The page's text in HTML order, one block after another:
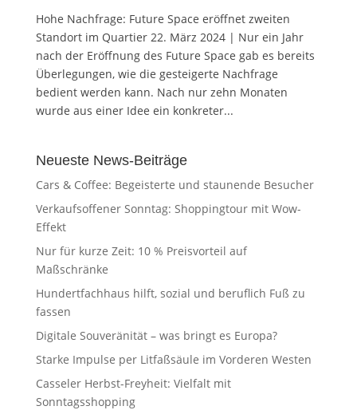
Hohe Nachfrage: Future Space eröffnet zweiten
Standort im Quartier 22. März 2024 | Nur ein Jahr
nach der Eröffnung des Future Space gab es bereits
Überlegungen, wie die gesteigerte Nachfrage
bedient werden kann. Nach nur zehn Monaten
wurde aus einer Idee ein konkreter...
Neueste News-Beiträge
Cars & Coffee: Begeisterte und staunende Besucher
Verkaufsoffener Sonntag: Shoppingtour mit Wow-
Effekt
Nur für kurze Zeit: 10 % Preisvorteil auf
Maßschränke
Hundertfachhaus hilft, sozial und beruflich Fuß zu
fassen
Digitale Souveränität – was bringt es Europa?
Starke Impulse per Litfaßsäule im Vorderen Westen
Casseler Herbst-Freyheit: Vielfalt mit
Sonntagsshopping